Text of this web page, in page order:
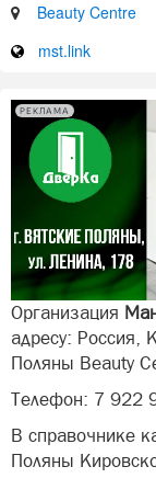
Beauty Centre
mst.link
РЕКЛАМА
Организация
адресу: Россия,
Поляны Beauty
Телефон: 7 922
В справочнике
Поляны